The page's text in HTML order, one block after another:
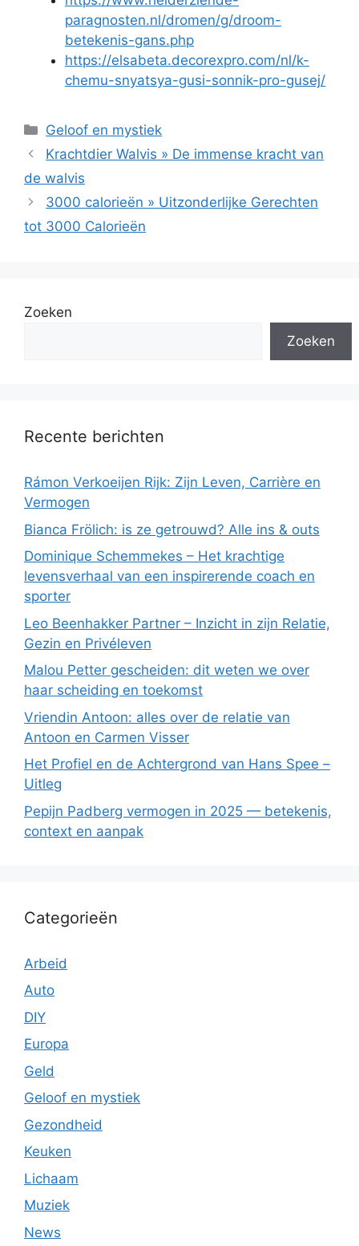
paragnosten.nl/dromen/g/droom-
betekenis-gans.php
https://elsabeta.decorexpro.com/nl/k-
chemu-snyatsya-gusi-sonnik-pro-gusej/
Categorieën
Geloof en mystiek
Krachtdier Walvis » De immense kracht van
de walvis
3000 calorieën » Uitzonderlijke Gerechten
tot 3000 Calorieën
Zoeken
Zoeken
Recente berichten
Rámon Verkoeijen Rijk: Zijn Leven, Carrière en
Vermogen
Bianca Frölich: is ze getrouwd? Alle ins & outs
Dominique Schemmekes – Het krachtige
levensverhaal van een inspirerende coach en
sporter
Leo Beenhakker Partner – Inzicht in zijn Relatie,
Gezin en Privéleven
Malou Petter gescheiden: dit weten we over
haar scheiding en toekomst
Vriendin Antoon: alles over de relatie van
Antoon en Carmen Visser
Het Profiel en de Achtergrond van Hans Spee –
Uitleg
Pepijn Padberg vermogen in 2025 — betekenis,
context en aanpak
Categorieën
Arbeid
Auto
DIY
Europa
Geld
Geloof en mystiek
Gezondheid
Keuken
Lichaam
Muziek
News